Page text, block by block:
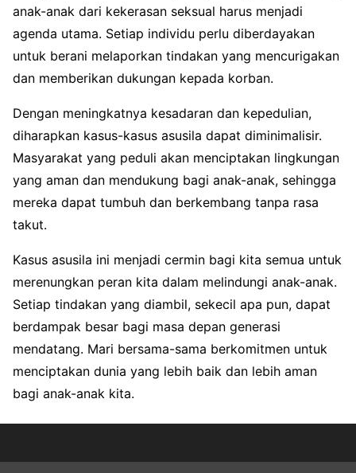
anak-anak dari kekerasan seksual harus menjadi
agenda utama. Setiap individu perlu diberdayakan
untuk berani melaporkan tindakan yang mencurigakan
dan memberikan dukungan kepada korban.
Dengan meningkatnya kesadaran dan kepedulian,
diharapkan kasus-kasus asusila dapat diminimalisir.
Masyarakat yang peduli akan menciptakan lingkungan
yang aman dan mendukung bagi anak-anak, sehingga
mereka dapat tumbuh dan berkembang tanpa rasa
takut.
Kasus asusila ini menjadi cermin bagi kita semua untuk
merenungkan peran kita dalam melindungi anak-anak.
Setiap tindakan yang diambil, sekecil apa pun, dapat
berdampak besar bagi masa depan generasi
mendatang. Mari bersama-sama berkomitmen untuk
menciptakan dunia yang lebih baik dan lebih aman
bagi anak-anak kita.